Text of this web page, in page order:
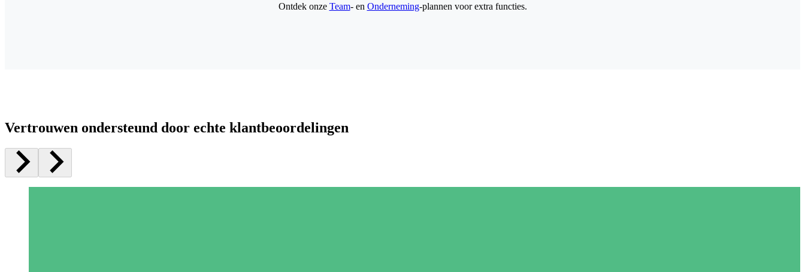
Ontdek onze Team- en Onderneming-plannen voor extra functies.
Vertrouwen ondersteund door echte klantbeoordelingen